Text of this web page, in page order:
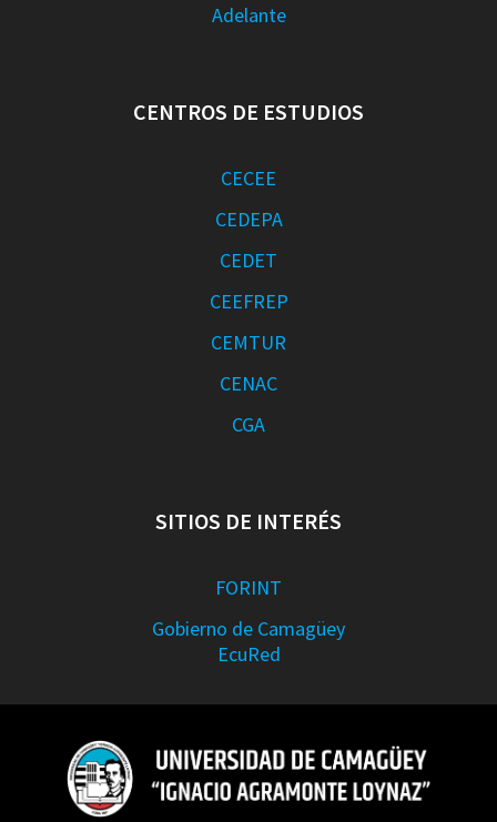
Adelante
CENTROS DE ESTUDIOS
CECEE
CEDEPA
CEDET
CEEFREP
CEMTUR
CENAC
CGA
SITIOS DE INTERÉS
FORINT
Gobierno de Camagüey
EcuRed